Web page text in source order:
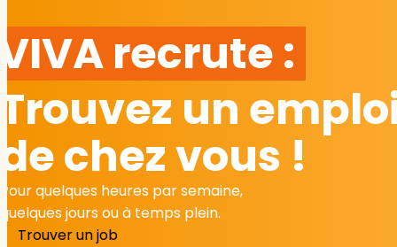
recrute :
Trouvez un
de chez vous !
Pour quelques heures par semaine,
quelques jours ou à temps plein.
Trouver un job